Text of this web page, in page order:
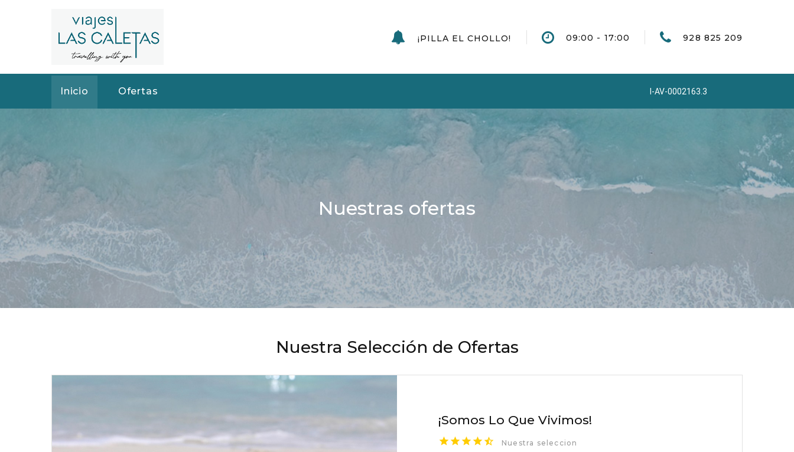
¡PILLA EL CHOLLO! 09:00 - 17:00 928 825 209
I-AV-0002163.3
Inicio Ofertas
Nuestras ofertas
Nuestra Selección de Ofertas
¡Somos Lo Que Vivimos!
Nuestra seleccion